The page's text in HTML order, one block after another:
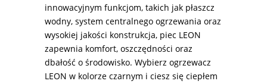
innowacyjnym funkcjom, takich jak płaszcz
wodny, system centralnego ogrzewania oraz
wysokiej jakości konstrukcja, piec LEON
zapewnia komfort, oszczędności oraz
dbałość o środowisko. Wybierz ogrzewacz
LEON w kolorze czarnym i ciesz się ciepłem